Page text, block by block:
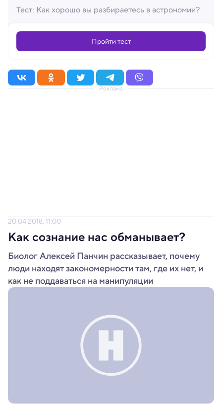
Тест: Как хорошо вы разбираетесь в астрономии?
Пройти тест
Реклама
20.04.2018, 11:00
Как сознание нас обманывает?
Биолог Алексей Панчин рассказывает, почему
люди находят закономерности там, где их нет, и
как не поддаваться на манипуляции